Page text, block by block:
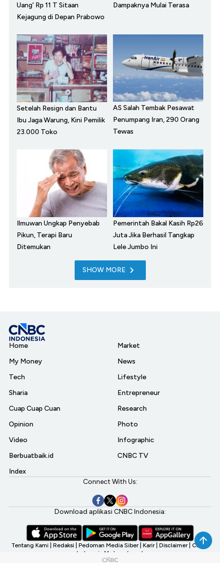
Uang' Rp 11 T Sitaan
Kejagung di Depan Prabowo
Dampaknya Mulai Terasa
Setelah Resign dan Bantu
Ibu Jaga Warung, Kini Pemilik
23.000 Toko
AS Salah Tembak Pesawat
Penumpang Iran, 290 Orang
Tewas
Ilmuwan Ungkap Penyebab
Pikun, Terapi Baru
Ditemukan
Pemerintah Bakal Kasih Rp26
Juta Jika Berhasil Tangkap
Lele Jumbo Ini
SHOW MORE
Home
My Money
Tech
Sharia
Cuap Cuap Cuan
Opinion
Video
Berbuatbaik.id
Index
Market
News
Lifestyle
Entrepreneur
Research
Photo
Infographic
CNBC TV
Connect With Us:
Download aplikasi CNBC Indonesia:
Tentang Kami Redaksi Pedoman Media Siber Karir Disclaimer CNBC
Indonesia My Investment
©2026 CNBC Indonesia, A Transmedia Company